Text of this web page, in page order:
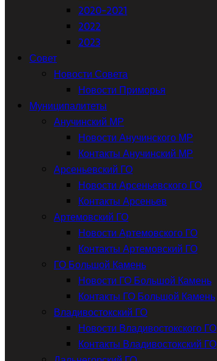
2020-2021
2022
2023
Совет
Новости Совета
Новости Приморья
Муниципалитеты
Анучинский МР
Новости Анучинского МР
Контакты Анучинский МР
Арсеньевский ГО
Новости Арсеньевского ГО
Контакты Арсеньев
Артемовский ГО
Новости Артемовского ГО
Контакты Артемовский ГО
ГО Большой Камень
Новости ГО Большой Камень
Контакты ГО Большой Камень
Владивостокский ГО
Новости Владивостокского ГО
Контакты Владивостокский ГО